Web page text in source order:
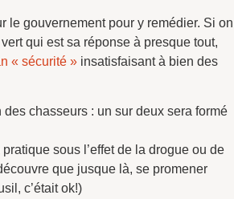
le gouvernement pour y remédier. Si on
qui est sa réponse à presque tout,
« sécurité » insatisfaisant à bien des
des chasseurs : un sur deux sera formé
sous l’effet de la drogue ou de
que jusque là, se promener
c’était ok!)